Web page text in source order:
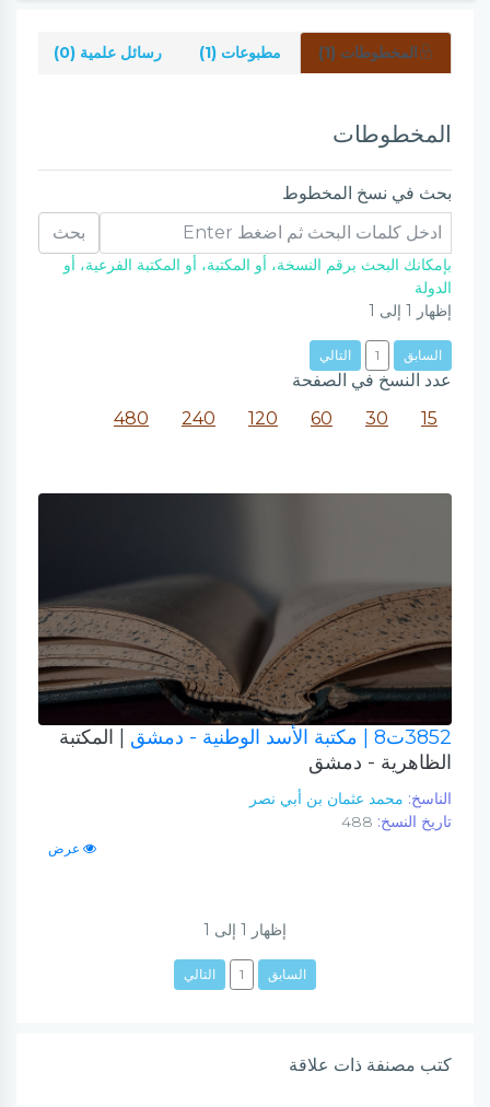
المخطوطات (1) مطبوعات (1) رسائل علمية (0)
المخطوطات
بحث في نسخ المخطوط
بحث
بإمكانك البحث برقم النسخة، أو المكتبة، أو المكتبة الفرعية، أو
الدولة
إظهار 1 إلى 1
السابق 1 التالي
عدد النسخ في الصفحة
15
30
60
120
240
480
3852ت8 | مكتبة الأسد الوطنية - دمشق
| المكتبة
الظاهرية - دمشق
الناسخ: محمد عثمان بن أبي نصر
تاريخ النسخ:
عرض
إظهار 1 إلى 1
السابق 1 التالي
كتب مصنفة ذات علاقة